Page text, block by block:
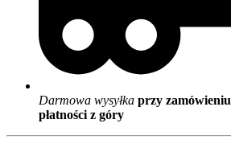
Darmowa wysyłka przy zamówieniu
płatności z góry